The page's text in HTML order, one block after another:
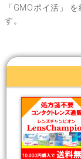
「GMOポイ活」
を
す。